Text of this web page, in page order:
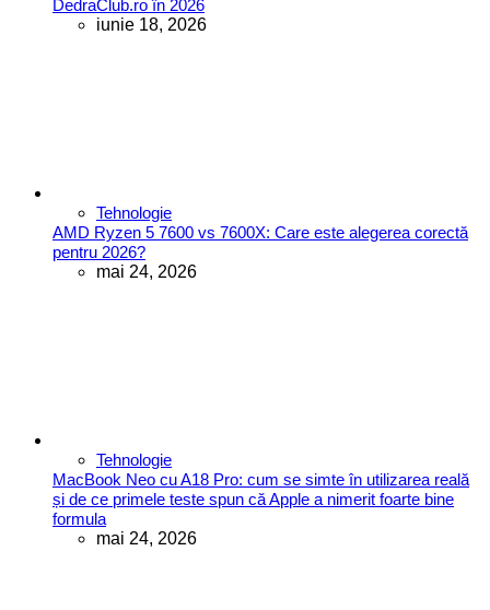
DedraClub.ro în 2026
iunie 18, 2026
Tehnologie
AMD Ryzen 5 7600 vs 7600X: Care este alegerea corectă
pentru 2026?
mai 24, 2026
Tehnologie
MacBook Neo cu A18 Pro: cum se simte în utilizarea reală
și de ce primele teste spun că Apple a nimerit foarte bine
formula
mai 24, 2026